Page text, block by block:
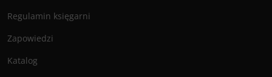
Regulamin księgarni
Zapowiedzi
Katalog